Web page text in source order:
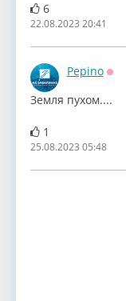
6
22.08.2023 20:41
Pepino
Земля пухом....
1
25.08.2023 05:48